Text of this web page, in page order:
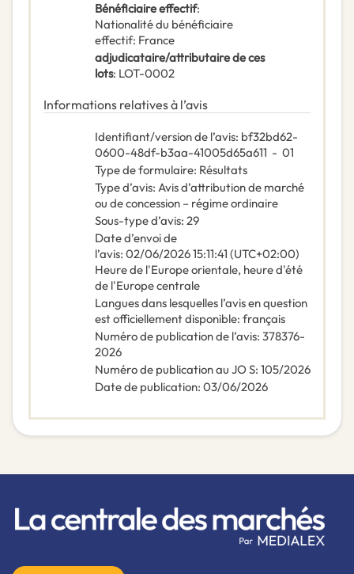
Bénéficiaire effectif:
Nationalité du bénéficiaire
effectif: France
adjudicataire/attributaire de ces
lots: LOT-0002
Informations relatives à l’avis
Identifiant/version de l’avis: bf32bd62-
0600-48df-b3aa-41005d65a611 - 01
Type de formulaire: Résultats
Type d’avis: Avis d’attribution de marché
ou de concession – régime ordinaire
Sous-type d’avis: 29
Date d’envoi de
l’avis: 02/06/202615:11:41 (UTC+02:00)
Heure de l'Europe orientale, heure d'été
de l'Europe centrale
Langues dans lesquelles l’avis en question
est officiellement disponible: français
Numéro de publication de l’avis: 378376-
2026
Numéro de publication au JO S: 105/2026
Date de publication: 03/06/2026